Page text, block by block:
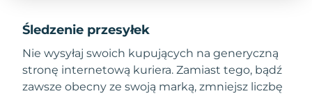
Śledzenie przesyłek
Nie wysyłaj swoich kupujących na generyczną
stronę internetową kuriera. Zamiast tego, bądź
zawsze obecny ze swoją marką, zmniejsz liczbę